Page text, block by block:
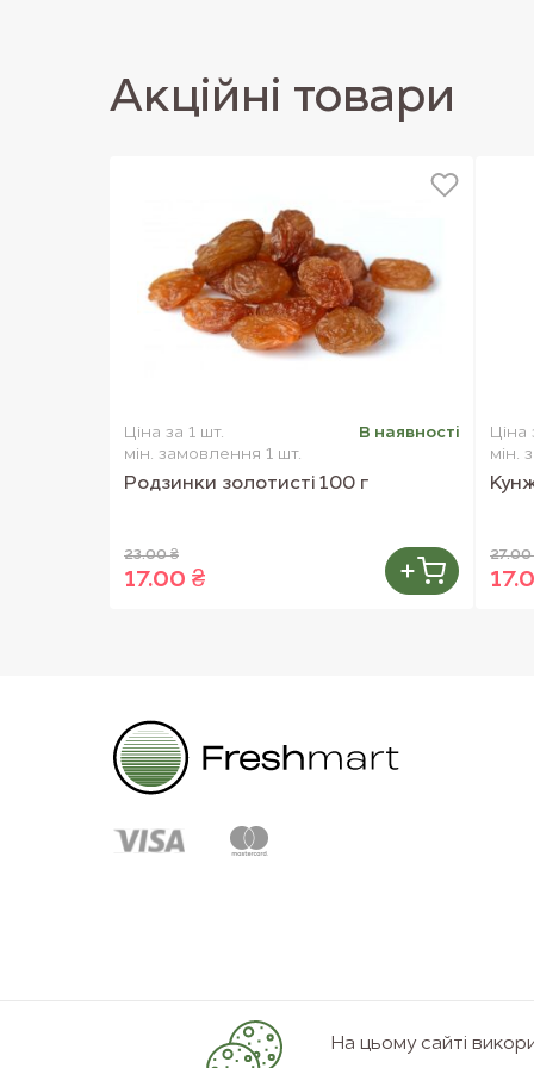
Акцiйнi товари
Ціна за 1 шт.
мін. замовлення 1 шт.
В наявностi
Родзинки золотисті 100 г
23.00 ₴
17.00 ₴
Ціна
мін.
27.00
На цьому сайті